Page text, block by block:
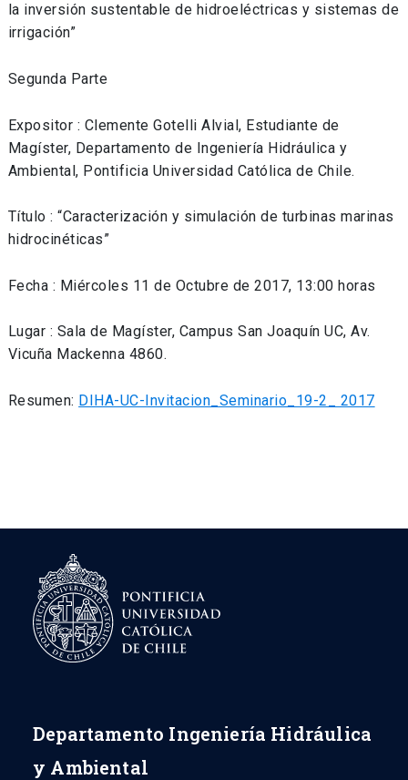
la inversión sustentable de hidroeléctricas y sistemas de
irrigación”
Segunda Parte
Expositor : Clemente Gotelli Alvial, Estudiante de
Magíster, Departamento de Ingeniería Hidráulica y
Ambiental, Pontificia Universidad Católica de Chile.
Título : “Caracterización y simulación de turbinas marinas
hidrocinéticas”
Fecha : Miércoles 11 de Octubre de 2017, 13:00 horas
Lugar : Sala de Magíster, Campus San Joaquín UC, Av.
Vicuña Mackenna 4860.
Resumen: DIHA-UC-Invitacion_Seminario_19-2_ 2017
Departamento Ingeniería Hidráulica
y Ambiental